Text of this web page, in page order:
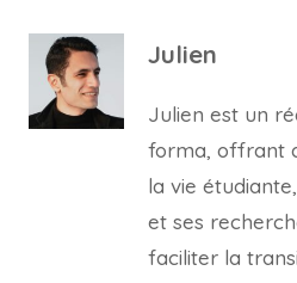
Julien
Julien est un
forma, offrant
la vie
et ses
faciliter la